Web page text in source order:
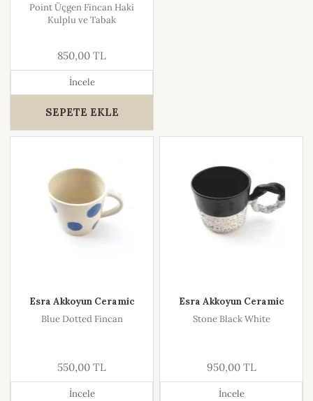
Point Üçgen Fincan Haki
Kulplu ve Tabak
850,00 TL
İncele
SEPETE EKLE
Esra Akkoyun Ceramic
Blue Dotted Fincan
550,00 TL
İncele
Esra Akkoyun Ceramic
Stone Black White
950,00 TL
İncele